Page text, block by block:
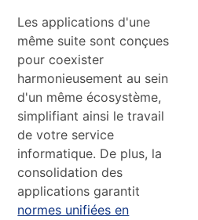
Les applications d'une
même suite sont conçues
pour coexister
harmonieusement au sein
d'un même écosystème,
simplifiant ainsi le travail
de votre service
informatique. De plus, la
consolidation des
applications garantit
normes unifiées en